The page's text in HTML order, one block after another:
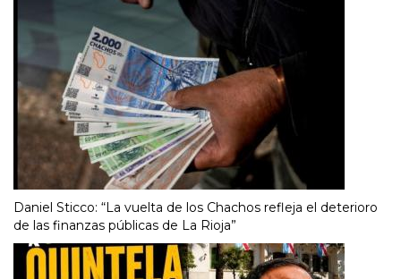
Daniel Sticco: “La vuelta de los Chachos refleja el deterioro
de las finanzas públicas de La Rioja”